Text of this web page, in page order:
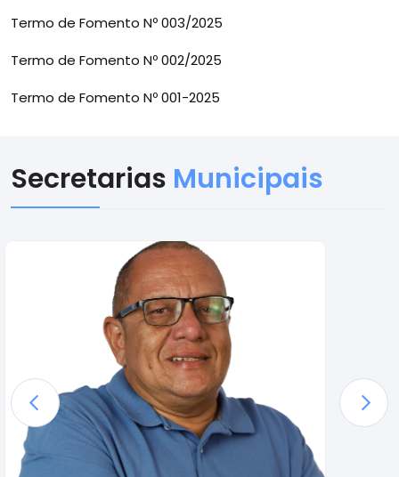
Termo de Fomento Nº 003/2025
Termo de Fomento Nº 002/2025
Termo de Fomento Nº 001-2025
Secretarias Municipais